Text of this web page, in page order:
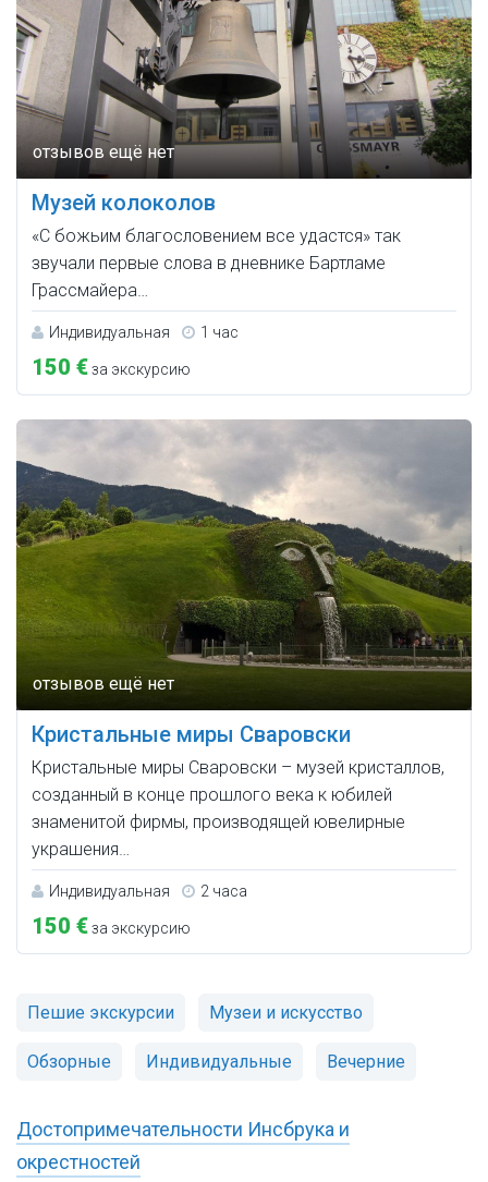
Музей колоколов
«С божьим благословением все удастся» так
звучали первые слова в дневнике Бартламе
Грассмайера…
Индивидуальная 1 час
150 €за экскурсию
Кристальные миры Сваровски
Кристальные миры Сваровски – музей кристаллов,
созданный в конце прошлого века к юбилей
знаменитой фирмы, производящей ювелирные
украшения…
Индивидуальная 2 часа
150 €за экскурсию
Пешие экскурсии Музеи и искусство
Обзорные Индивидуальные Вечерние
Достопримечательности Инсбрука и
окрестностей